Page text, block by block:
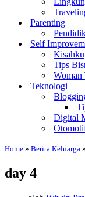
Parenting
Self
Kisahku
Tips
Woman
Teknologi
Digital
Home » Berita Keluarga »
day 4